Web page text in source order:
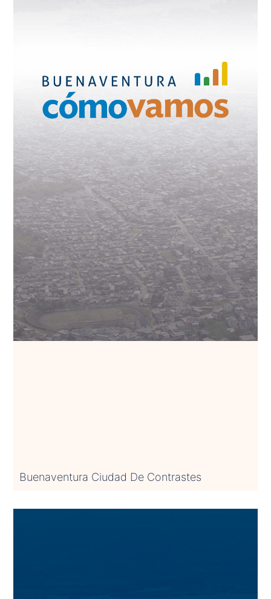
Buenaventura Ciudad De Contrastes